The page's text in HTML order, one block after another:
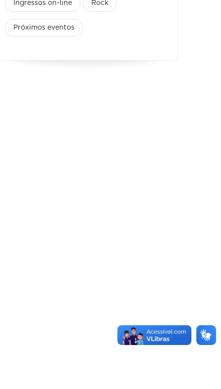
Ingressos on-line Rock
Próximos eventos